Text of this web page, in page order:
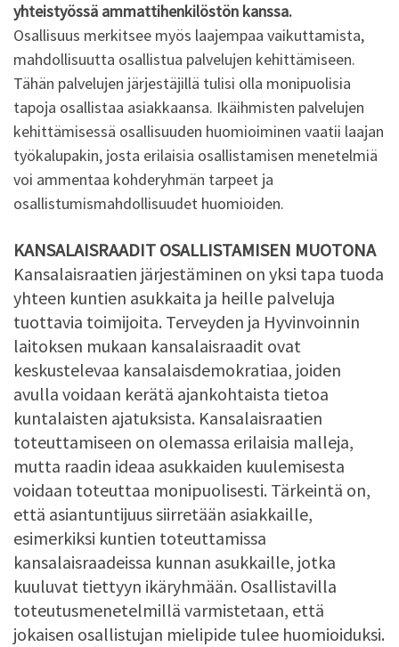
yhteistyössä ammattihenkilöstön kanssa.
Osallisuus merkitsee myös laajempaa vaikuttamista,
mahdollisuutta osallistua palvelujen kehittämiseen.
Tähän palvelujen järjestäjillä tulisi olla monipuolisia
tapoja osallistaa asiakkaansa. Ikäihmisten palvelujen
kehittämisessä osallisuuden huomioiminen vaatii laajan
työkalupakin, josta erilaisia osallistamisen menetelmiä
voi ammentaa kohderyhmän tarpeet ja
osallistumismahdollisuudet huomioiden.
KANSALAISRAADIT OSALLISTAMISEN MUOTONA
Kansalaisraatien järjestäminen on yksi tapa tuoda
yhteen kuntien asukkaita ja heille palveluja
tuottavia toimijoita. Terveyden ja Hyvinvoinnin
laitoksen mukaan kansalaisraadit ovat
keskustelevaa kansalaisdemokratiaa, joiden
avulla voidaan kerätä ajankohtaista tietoa
kuntalaisten ajatuksista. Kansalaisraatien
toteuttamiseen on olemassa erilaisia malleja,
mutta raadin ideaa asukkaiden kuulemisesta
voidaan toteuttaa monipuolisesti. Tärkeintä on,
että asiantuntijuus siirretään asiakkaille,
esimerkiksi kuntien toteuttamissa
kansalaisraadeissa kunnan asukkaille, jotka
kuuluvat tiettyyn ikäryhmään. Osallistavilla
toteutusmenetelmillä varmistetaan, että
jokaisen osallistujan mielipide tulee huomioiduksi.